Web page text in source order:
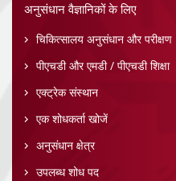
अनुसंधान वैज्ञानिकों के लिए
चिकित्सालय अनुसंधान और परीक्षण
पीएचडी और एमडी / पीएचडी शिक्षा
एक्ट्रेक संस्थान
एक शोधकर्ता खोजें
अनुसंधान क्षेत्र
उपलब्ध शोध पद